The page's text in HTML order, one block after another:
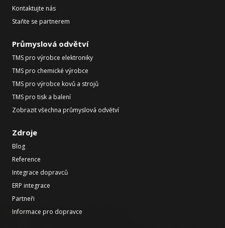
Kontaktujte nás
Staňte se partnerem
Průmyslová odvětví
TMS pro výrobce elektroniky
TMS pro chemické výrobce
TMS pro výrobce kovů a strojů
TMS pro tisk a balení
Zobrazit všechna průmyslová odvětví
Zdroje
Blog
Reference
Integrace dopravců
ERP integrace
Partneři
Informace pro dopravce